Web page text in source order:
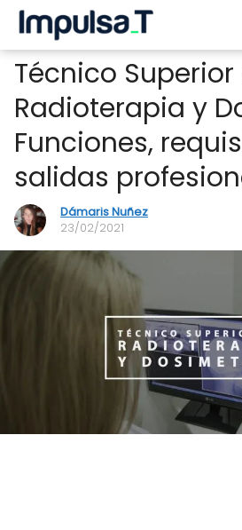
Técnico Superior
Radioterapia y
Funciones,
salidas
Dámaris Nuñez
23/02/2021